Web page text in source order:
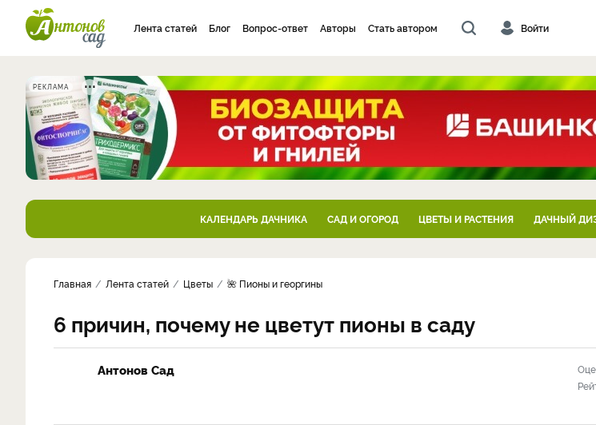
Лента статей Блог Вопрос-ответ Авторы Стать автором Войти
РЕКЛАМА
КАЛЕНДАРЬ ДАЧНИКА САД И ОГОРОД ЦВЕТЫ И РАСТЕНИЯ ДАЧНЫЙ
Главная Лента статей Цветы 🌺 Пионы и георгины
6 причин, почему не цветут пионы в саду
Антонов Сад